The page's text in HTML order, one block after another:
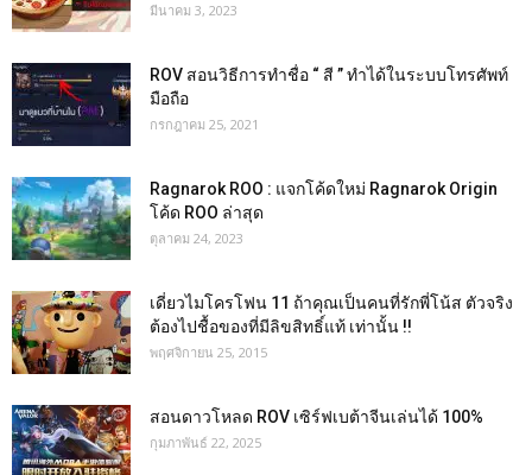
มีนาคม 3, 2023
ROV สอนวิธีการทำชื่อ “ สี ” ทำได้ในระบบโทรศัพท์
มือถือ
กรกฎาคม 25, 2021
Ragnarok ROO : แจกโค้ดใหม่ Ragnarok Origin
โค้ด ROO ล่าสุด
ตุลาคม 24, 2023
เดี่ยวไมโครโฟน 11 ถ้าคุณเป็นคนที่รักพี่โน้ส ตัวจริง
ต้องไปชื้อของที่มีลิขสิทธิ์แท้ เท่านั้น !!
พฤศจิกายน 25, 2015
สอนดาวโหลด ROV เซิร์ฟเบต้าจีนเล่นได้ 100%
กุมภาพันธ์ 22, 2025